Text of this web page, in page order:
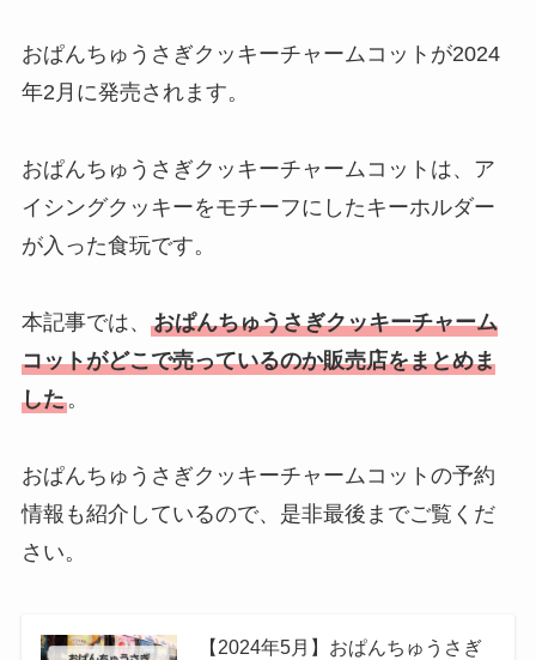
おぱんちゅうさぎクッキーチャームコットが2024
年2月に発売されます。
おぱんちゅうさぎクッキーチャームコットは、ア
イシングクッキーをモチーフにしたキーホルダー
が入った食玩です。
本記事では、 おぱんちゅうさぎクッキーチャーム
コットがどこで売っているのか販売店をまとめま
した。
おぱんちゅうさぎクッキーチャームコットの予約
情報も紹介しているので、是非最後までご覧くだ
さい。
【2024年5月】おぱんちゅうさぎ